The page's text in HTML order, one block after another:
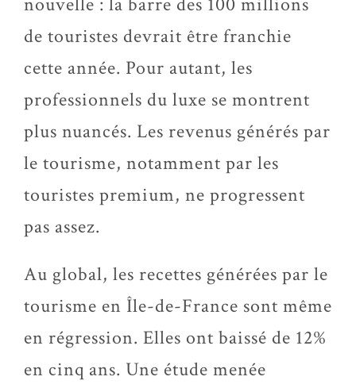
de touristes devrait être franchie
cette année. Pour autant, les
professionnels du luxe se montrent
plus nuancés. Les revenus générés par
le tourisme, notamment par les
touristes premium, ne progressent
pas assez.
Au global, les recettes générées par le
tourisme en Île-de-France sont même
en régression. Elles ont baissé de 12%
en cinq ans. Une étude menée